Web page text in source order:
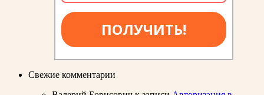
ПОЛУЧИТЬ!
Свежие комментарии